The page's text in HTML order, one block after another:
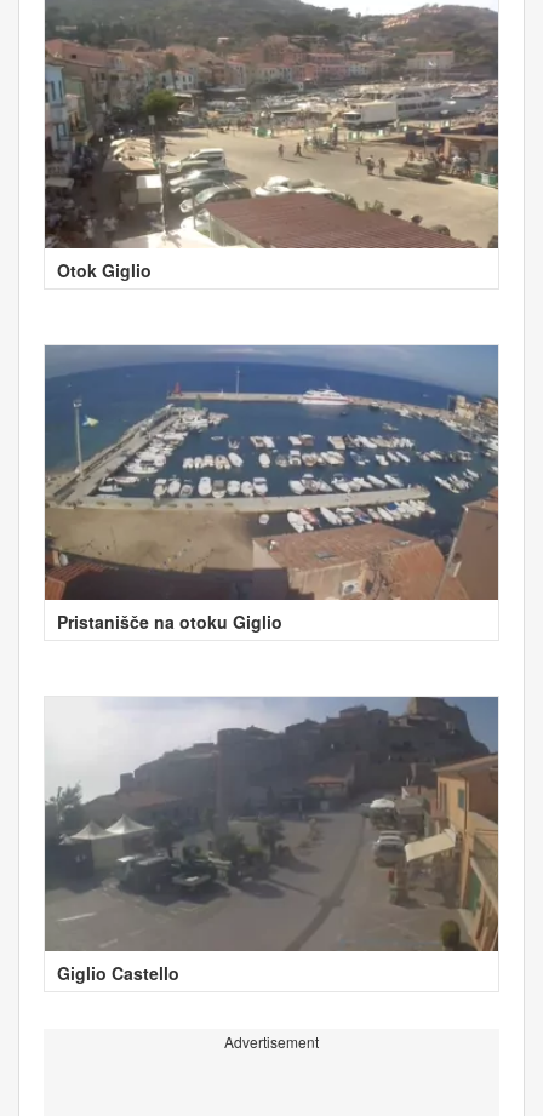
Otok Giglio
Pristanišče na otoku Giglio
Giglio Castello
Advertisement